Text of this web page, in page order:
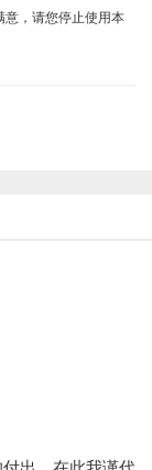
意，请您停止使用本